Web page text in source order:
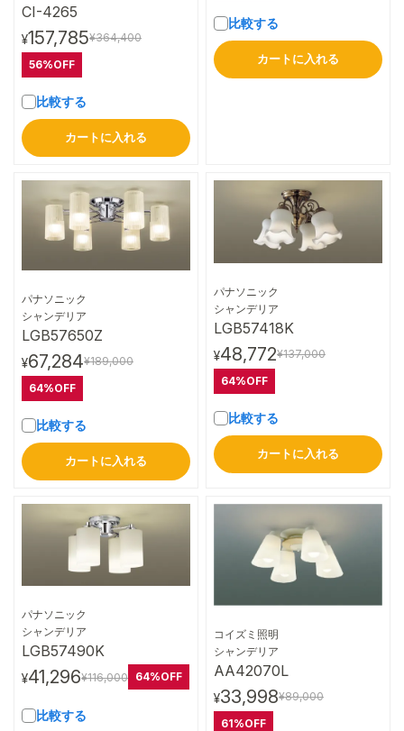
CI-4265
¥157,785¥364,400
56%OFF
比較する
カートに入れる
比較する
カートに入れる
パナソニック
シャンデリア
LGB57650Z
¥67,284¥189,000
64%OFF
比較する
カートに入れる
パナソニック
シャンデリア
LGB57418K
¥48,772¥137,000
64%OFF
比較する
カートに入れる
パナソニック
シャンデリア
LGB57490K
¥41,296¥116,000 64%OFF
比較する
コイズミ照明
シャンデリア
AA42070L
¥33,998¥89,000
61%OFF